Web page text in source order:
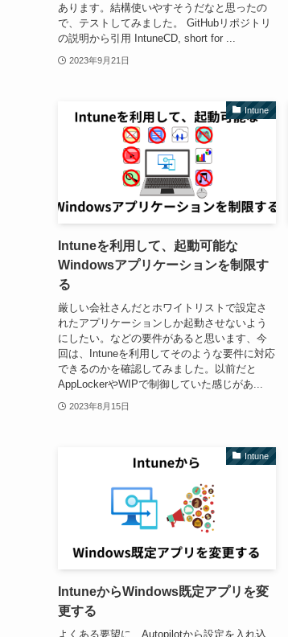
あります。結構使いやすそうだなと思ったの
で、テストしてみました。 GitHubリポジトリ
の説明から引用 IntuneCD, short for ...
2023年9月21日
Intune
Intuneを利用して、起動可能な
Windowsアプリケーションを制限す
る
厳しい会社さんだとホワイトリストで設定さ
れたアプリケーションしか起動させないよう
にしたい。などの要件があると思います、今
回は、Intuneを利用してそのような要件に対応
できるのかを確認してみました。以前だと
AppLockerやWIPで制御していた感じがあ...
2023年8月15日
Intune
IntuneからWindows既定アプリを変
更する
よくある要望に、Autopilotから設定を入れ込